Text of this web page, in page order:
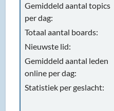
Gemiddeld aantal topics
per dag:
Totaal aantal boards:
Nieuwste lid:
Gemiddeld aantal leden
online per dag:
Statistiek per geslacht: